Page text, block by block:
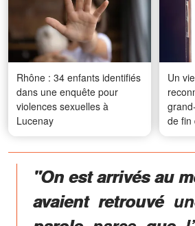
Rhône : 34 enfants identifiés
dans une enquête pour
violences sexuelles à
Lucenay
Un
de fin
"On est arrivés au
avaient retrouvé